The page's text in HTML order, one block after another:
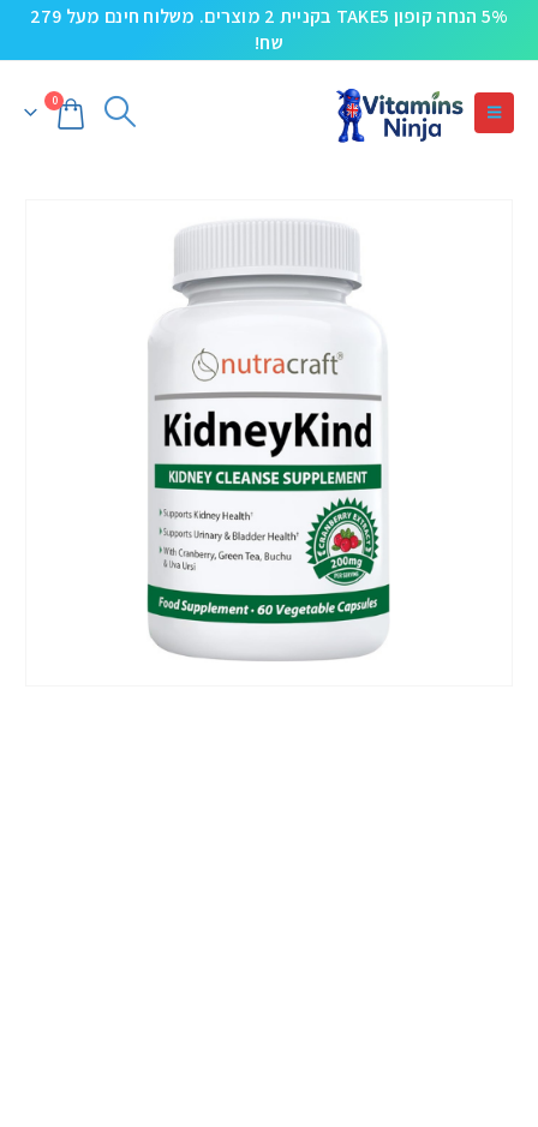
5% הנחה קופון TAKE5 בקניית 2 מוצרים. משלוח חינם מעל 279
שח!
0